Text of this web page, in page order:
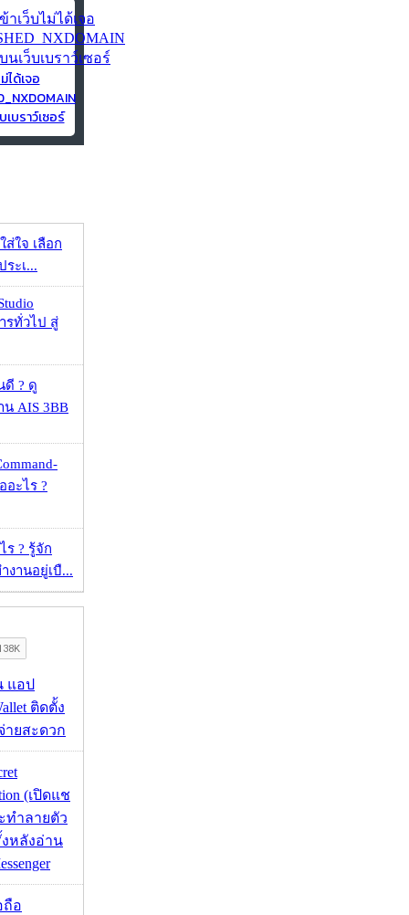
ได้เจอ
บราว์เซอร์
ส่ใจ เลือก
ระเ...
รทั่วไป สู่
ดี ? ดู
AIS 3BB
อะไร ?
ร ? รู้จัก
งานอยู่เบื...
แอป
ติดตั้ง
ายสะดวก
(เปิดแช
ทำลายตัว
หลังอ่าน
ถือ